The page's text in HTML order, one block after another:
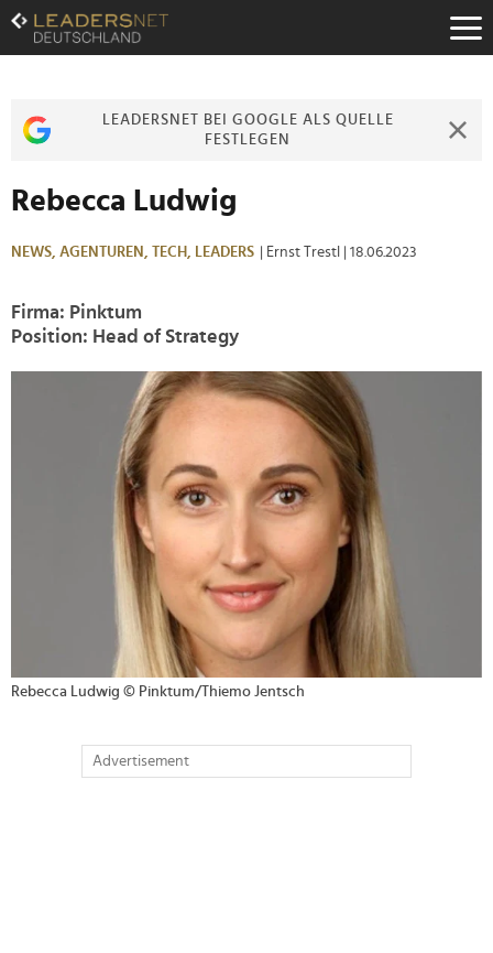
Zum
Inhalt
Zur
Zur
LEADERSNET BEI GOOGLE ALS QUELLE
FESTLEGEN
Rebecca Ludwig
NEWS, AGENTUREN, TECH, LEADERS | Ernst Trestl | 18.06.2023
Firma: Pinktum
Position: Head of Strategy
Rebecca Ludwig © Pinktum/Thiemo Jentsch
Advertisement